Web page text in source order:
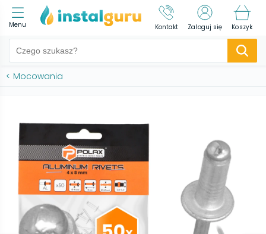
Menu Kontakt Zaloguj się Koszyk
< Mocowania